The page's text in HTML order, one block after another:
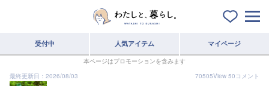
受付中 人気アイテム マイページ
本ページはプロモーションを含みます
最終更新日：2026/08/03
70505View 50コメント